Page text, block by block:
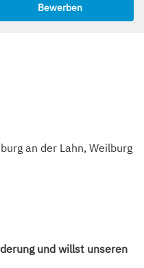
Bewerben
an der Lahn, Weilburg
und willst unseren